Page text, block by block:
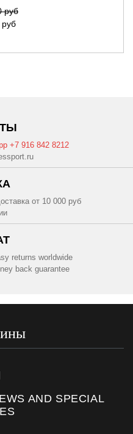
руб
+7 916 842 8212
от 10 000 руб
returns worldwide
back guarantee
AND SPECIAL